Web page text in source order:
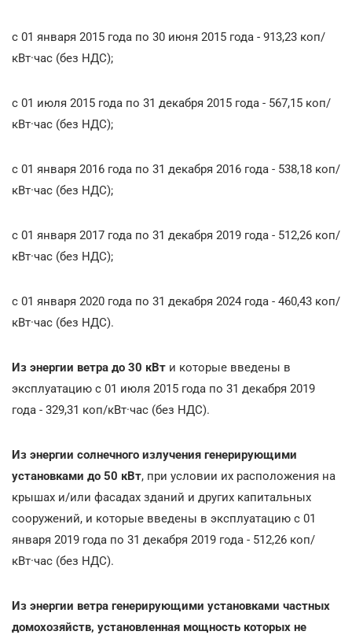
с 01 января 2015 года по 30 июня 2015 года - 913,23 коп/
кВт·час (без НДС);
с 01 июля 2015 года по 31 декабря 2015 года - 567,15 коп/
кВт·час (без НДС);
с 01 января 2016 года по 31 декабря 2016 года - 538,18 коп/
кВт·час (без НДС);
с 01 января 2017 года по 31 декабря 2019 года - 512,26 коп/
кВт·час (без НДС);
с 01 января 2020 года по 31 декабря 2024 года - 460,43 коп/
кВт·час (без НДС).
Из энергии ветра до 30 кВт и которые введены в
эксплуатацию с 01 июля 2015 года по 31 декабря 2019
года - 329,31 коп/кВт·час (без НДС).
Из энергии солнечного излучения генерирующими
установками до 50 кВт, при условии их расположения на
крышах и/или фасадах зданий и других капитальных
сооружений, и которые введены в эксплуатацию с 01
января 2019 года по 31 декабря 2019 года - 512,26 коп/
кВт·час (без НДС).
Из энергии ветра генерирующими установками частных
домохозяйств, установленная мощность которых не